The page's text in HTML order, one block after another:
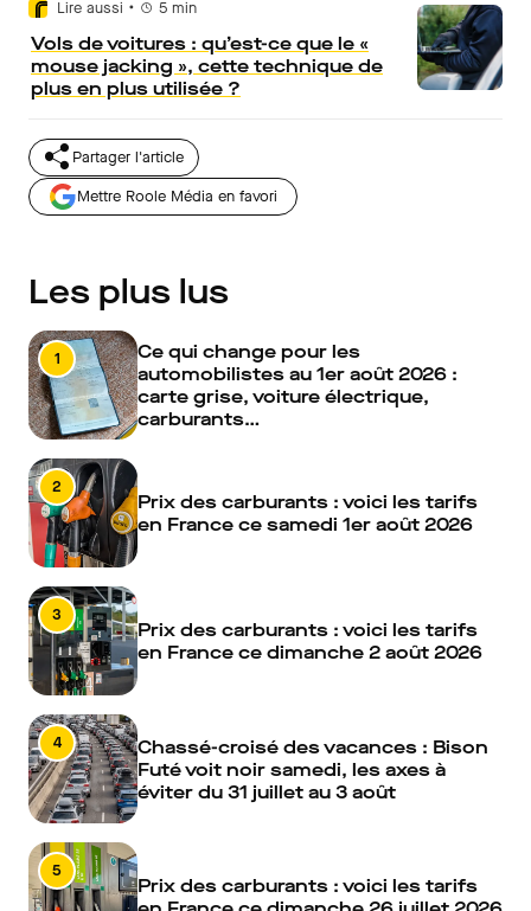
Lire aussi • 5 min
Vols de voitures : qu’est-ce que le «
mouse jacking », cette technique de
plus en plus utilisée ?
Partager l'article
Mettre Roole Média en favori
Les plus lus
1
Ce qui change pour les
automobilistes au 1er août 2026 :
carte grise, voiture électrique,
carburants…
2
Prix des carburants : voici les tarifs
en France ce samedi 1er août 2026
3
Prix des carburants : voici les tarifs
en France ce dimanche 2 août 2026
4
Chassé-croisé des vacances : Bison
Futé voit noir samedi, les axes à
éviter du 31 juillet au 3 août
5
Prix des carburants : voici les tarifs